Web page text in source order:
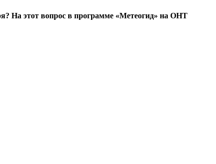
На этот вопрос в программе «Метеогид» на ОНТ